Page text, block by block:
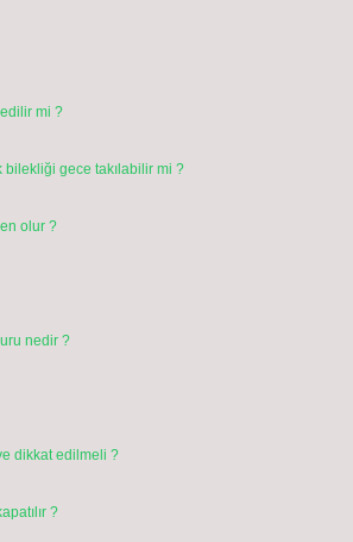
mi ?
bilekliği gece takılabilir mi ?
olur ?
nedir ?
dikkat edilmeli ?
?